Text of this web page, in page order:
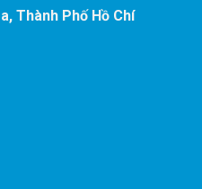
Thành Phố Hồ Chí